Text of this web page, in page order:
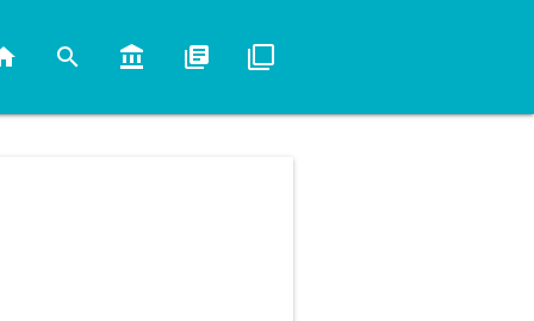
search account_balance library_books filter_none